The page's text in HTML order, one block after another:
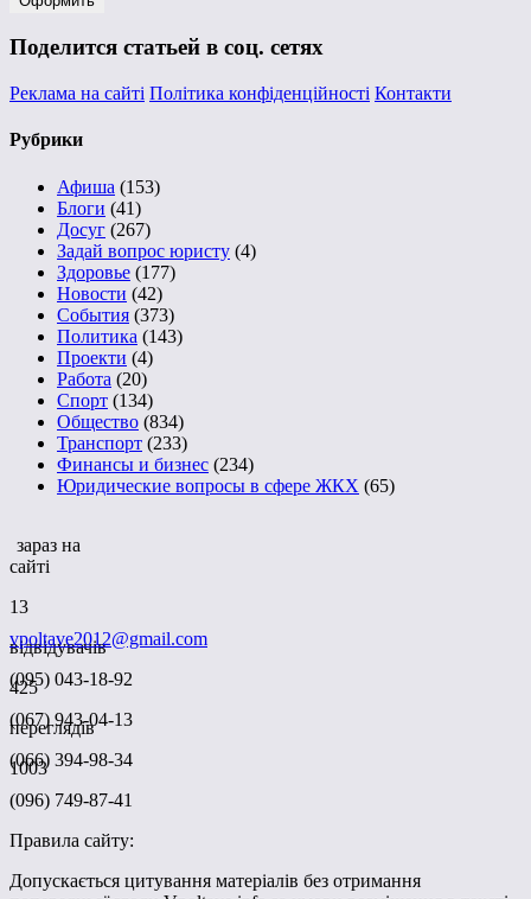
Поделится статьей в соц. сетях
Реклама на сайті Політика конфіденційності Контакти
Рубрики
Афиша (153)
Блоги (41)
Досуг (267)
Задай вопрос юристу (4)
Здоровье (177)
Новости (42)
События (373)
Политика (143)
Проекти (4)
Работа (20)
Спорт (134)
Общество (834)
Транспорт (233)
Финансы и бизнес (234)
Юридические вопросы в сфере ЖКХ (65)
зараз на
сайті
13
відвідувачів
425
переглядів
1003
vpoltave2012@gmail.com
(095) 043-18-92
(067) 943-04-13
(066) 394-98-34
(096) 749-87-41
Правила сайту:
Допускається цитування матеріалів без отримання